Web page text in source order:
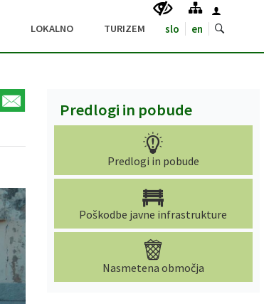
LOKALNO TURIZEM slo en
Predlogi in pobude
Predlogi in pobude
Poškodbe javne infrastrukture
Nasmetena območja